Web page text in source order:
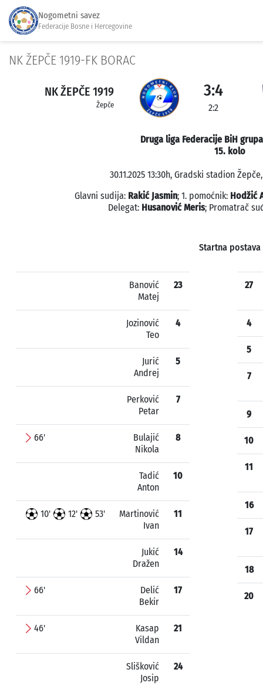
Nogometni savez
Federacije Bosne i Hercegovine
NK ŽEPČE 1919-FK BORAC
NK ŽEPČE 1919
Žepče
3:4
2:2
Druga liga Federacije BiH grupa
15. kolo
30.11.2025 13:30h, Gradski stadion
Glavni sudija: Rakić Jasmin; 1. pomoćnik: Hodžić
Delegat: Husanović Meris; Promatrač
Startna postava
Banović
Matej
23
Jozinović
Teo
4
Jurić
Andrej
5
Perković
Petar
7
66'
Bulajić
Nikola
8
Tadić
Anton
10
10' 12' 53'
Martinović
Ivan
11
Jukić
Dražen
14
66'
Delić
Bekir
17
46'
Kasap
Vildan
21
Slišković
Josip
24
27
4
5
7
9
10
11
16
17
18
20